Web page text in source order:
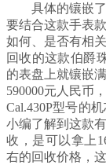
具体的镶嵌
要结合这款手表
如何、是否有相
回收的这款伯爵
的表盘上就镶嵌
590000元人民币
Cal.430P型号的
小编了解到这款
收，是可以拿上
右的回收价格，